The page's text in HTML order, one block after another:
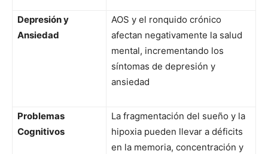
Depresión y
Ansiedad
AOS y el ronquido crónico
afectan negativamente la salud
mental, incrementando los
síntomas de depresión y
ansiedad
Problemas
Cognitivos
La fragmentación del sueño y la
hipoxia pueden llevar a déficits
en la memoria, concentración y